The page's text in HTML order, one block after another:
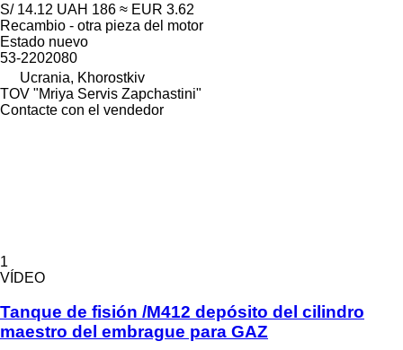
S/ 14.12 UAH 186 ≈ EUR 3.62
Recambio - otra pieza del motor
Estado nuevo
53-2202080
Ucrania, Khorostkiv
TOV "Mriya Servis Zapchastini"
Contacte con el vendedor
1
VÍDEO
Tanque de fisión /M412 depósito del cilindro
maestro del embrague para GAZ